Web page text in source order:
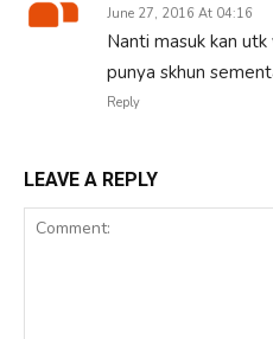
June 27, 2016 At 04:16
Nanti masuk kan
punya skhun
Reply
LEAVE A REPLY